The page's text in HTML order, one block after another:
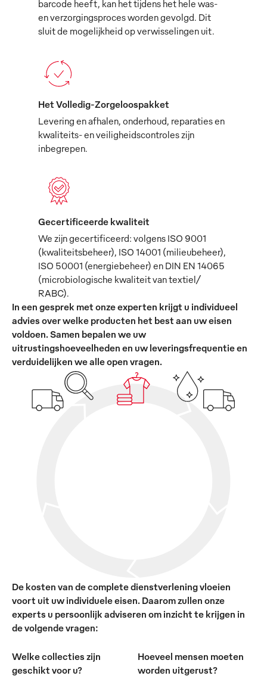
barcode heeft, kan het tijdens het hele was-
en verzorgingsproces worden gevolgd. Dit
sluit de mogelijkheid op verwisselingen uit.
Het Volledig-Zorgeloospakket
Levering en afhalen, onderhoud, reparaties en
kwaliteits- en veiligheidscontroles zijn
inbegrepen.
Gecertificeerde kwaliteit
We zijn gecertificeerd: volgens ISO 9001
(kwaliteitsbeheer), ISO 14001 (milieubeheer),
ISO 50001 (energiebeheer) en DIN EN 14065
(microbiologische kwaliteit van textiel/
RABC).
In een gesprek met onze experten krijgt u individueel
advies over welke producten het best aan uw eisen
voldoen. Samen bepalen we uw
uitrustingshoeveelheden en uw leveringsfrequentie en
verduidelijken we alle open vragen.
De kosten van de complete dienstverlening vloeien
voort uit uw individuele eisen. Daarom zullen onze
experts u persoonlijk adviseren om inzicht te krijgen in
de volgende vragen:
Welke collecties zijn
geschikt voor u?
Hoeveel mensen moeten
worden uitgerust?